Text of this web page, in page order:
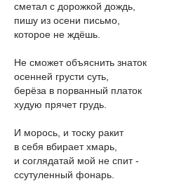
сметал с дорожкой дождь,
пишу из осени письмо,
которое не ждёшь.
Не сможет объяснить знаток
осенней грусти суть,
берёза в порванный платок
худую прячет грудь.
И морось, и тоску ракит
в себя вбирает хмарь,
и соглядатай мой не спит -
ссутуленный фонарь.